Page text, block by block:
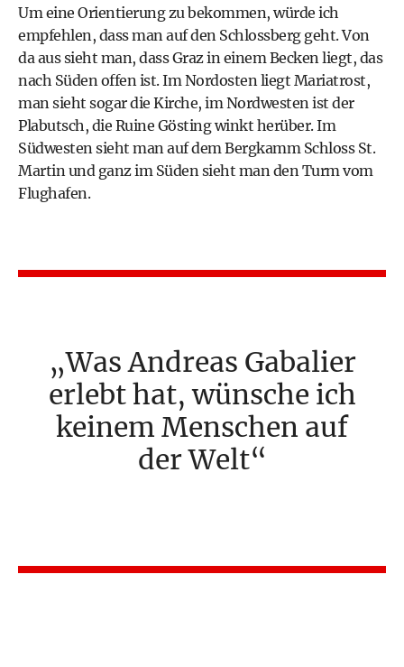
Um eine Orientierung zu bekommen, würde ich
empfehlen, dass man auf den Schlossberg geht. Von
da aus sieht man, dass Graz in einem Becken liegt, das
nach Süden offen ist. Im Nordosten liegt Mariatrost,
man sieht sogar die Kirche, im Nordwesten ist der
Plabutsch, die Ruine Gösting winkt herüber. Im
Südwesten sieht man auf dem Bergkamm Schloss St.
Martin und ganz im Süden sieht man den Turm vom
Flughafen.
Was Andreas Gabalier
erlebt hat, wünsche ich
keinem Menschen auf
der Welt